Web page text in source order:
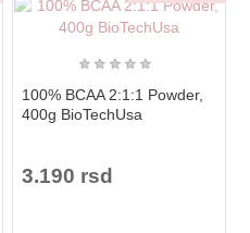
★ ★ ★ ★ ★
100% BCAA 2:1:1 Powder,
400g BioTechUsa
3.190 rsd